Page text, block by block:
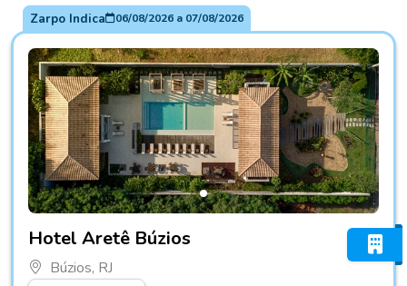
Zarpo Indica 06/08/2026a 07/08/2026
Hotel Aretê Búzios
Búzios, RJ